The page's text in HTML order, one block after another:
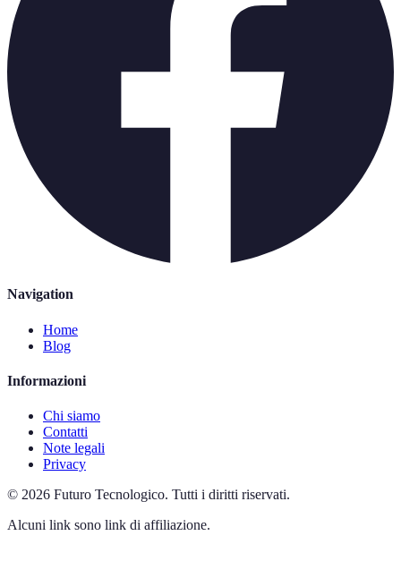
Navigation
Home
Blog
Informazioni
Chi siamo
Contatti
Note legali
Privacy
© 2026 Futuro Tecnologico. Tutti i diritti riservati.
Alcuni link sono link di affiliazione.